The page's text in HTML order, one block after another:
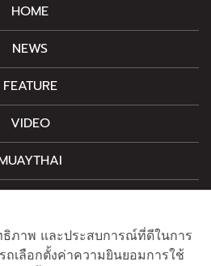
HOME
NEWS
FEATURE
VIDEO
CONTACT
ธิภาพ และประสบการณ์ที่ดีในการ
เลือกตั้งค่าความยินยอมการใช้